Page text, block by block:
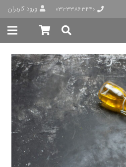
۰۳۱-۳۳۸۶۳۴۴۰ ورود کاربران